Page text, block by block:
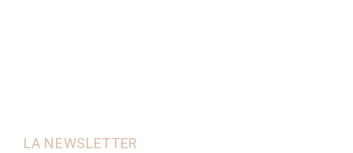
LA NEWSLETTER